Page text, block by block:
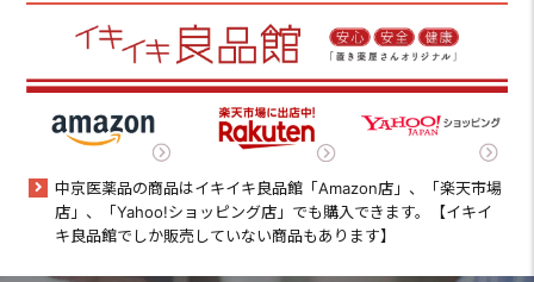
中京医薬品の商品はイキイキ良品館「Amazon店」、「楽天市場
店」、「Yahoo!ショッピング店」でも購入できます。【イキイ
キ良品館でしか販売していない商品もあります】